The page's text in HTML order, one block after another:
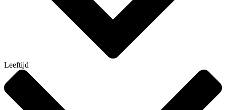
Leeftijd